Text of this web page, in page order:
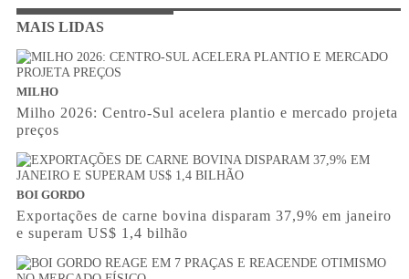
MAIS LIDAS
MILHO
Milho 2026: Centro-Sul acelera plantio e mercado projeta
preços
BOI GORDO
Exportações de carne bovina disparam 37,9% em janeiro
e superam US$ 1,4 bilhão